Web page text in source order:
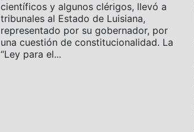
científicos y algunos clérigos, llevó a
tribunales al Estado de Luisiana,
representado por su gobernador, por
una cuestión de constitucionalidad. La
“Ley para el...